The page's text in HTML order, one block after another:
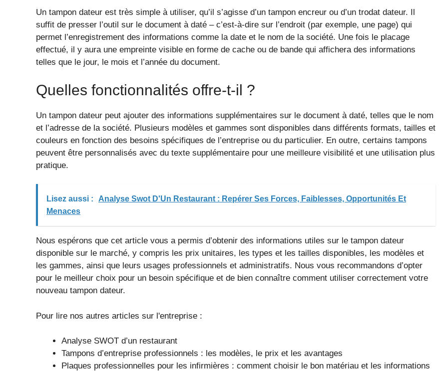
Un tampon dateur est très simple à utiliser, qu’il s’agisse d’un tampon encreur ou d’un trodat dateur. Il
suffit de presser l’outil sur le document à daté – c’est-à-dire sur l’endroit (par exemple, une page) qui
permet l’enregistrement des informations comme la date et le nom de la société. Une fois le placage
effectué, il y aura une empreinte visible en forme de cache ou de bande qui affichera des informations
telles que le jour, le mois et l’année du document.
Quelles fonctionnalités offre-t-il ?
Un tampon dateur peut ajouter des informations supplémentaires sur le document à daté, telles que le nom
et l’adresse de la société. Plusieurs modèles et gammes sont disponibles dans différents formats, tailles et
couleurs en fonction des besoins spécifiques de l’entreprise ou du particulier. En outre, certains tampons
peuvent être personnalisés avec du texte supplémentaire pour une meilleure visibilité et une utilisation plus
pratique.
Lisez aussi :
Analyse Swot D'Un Restaurant : Repérer Ses Forces, Faiblesses, Opportunités Et
Menaces
Nous espérons que cet article vous a permis d’obtenir des informations utiles sur le tampon dateur
disponible sur le marché, y compris les prix unitaires, les types et les tailles disponibles, les modèles et
les gammes, ainsi que leurs usages professionnels et administratifs. Nous vous recommandons d’opter
pour le meilleur choix pour un besoin spécifique et de bien connaître comment utiliser correctement votre
nouveau tampon dateur.
Pour lire nos autres articles sur l'entreprise :
Analyse SWOT d’un restaurant
Tampons d’entreprise professionnels : les modèles, le prix et les avantages
Plaques professionnelles pour les infirmières : comment choisir le bon matériau et les informations